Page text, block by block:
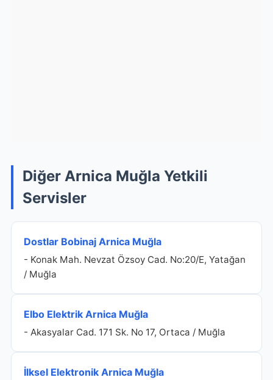
Diğer Arnica Muğla Yetkili
Servisler
Dostlar Bobinaj Arnica Muğla
- Konak Mah. Nevzat Özsoy Cad. No:20/E, Yatağan
/ Muğla
Elbo Elektrik Arnica Muğla
- Akasyalar Cad. 171 Sk. No 17, Ortaca / Muğla
İlksel Elektronik Arnica Muğla